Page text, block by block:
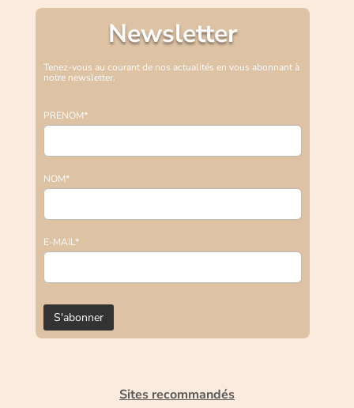
Newsletter
Tenez-vous au courant de nos actualités en vous abonnant à
notre newsletter.
PRENOM*
NOM*
E-MAIL*
Sites recommandés